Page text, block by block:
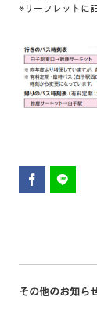
※リーフレットに
その他のお知ら